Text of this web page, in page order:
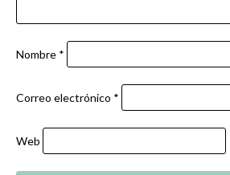
Nombre *
Correo electrónico *
Web